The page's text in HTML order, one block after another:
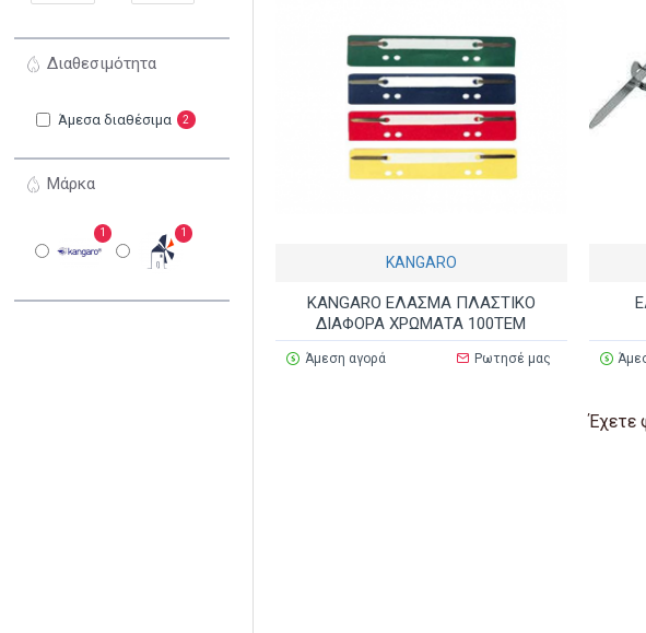
Μάρκα
1 1
Διαθεσιμότητα
Άμεσα διαθέσιμα 2
KANGARO
KANGARO ΕΛΑΣΜΑ ΠΛΑΣΤΙΚΟ
ΔΙΑΦΟΡΑ ΧΡΩΜΑΤΑ 100ΤΕΜ
Άμεση αγορά Ρωτησέ μας
Έχετε